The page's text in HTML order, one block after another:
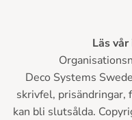
Läs
Deco Systems
skrivfel,
kan bli slutsålda.